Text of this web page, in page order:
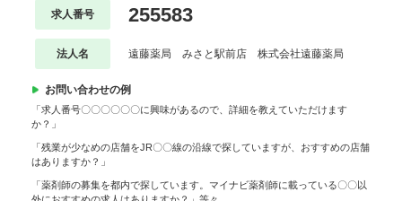
求人番号 255583
法人名 遠藤薬局 みさと駅前店 株式会社遠藤薬局
お問い合わせの例
「求人番号〇〇〇〇〇〇に興味があるので、詳細を教えていただけます
か？」
「残業が少なめの店舗をJR〇〇線の沿線で探していますが、おすすめの店舗
はありますか？」
「薬剤師の募集を都内で探しています。マイナビ薬剤師に載っている〇〇以